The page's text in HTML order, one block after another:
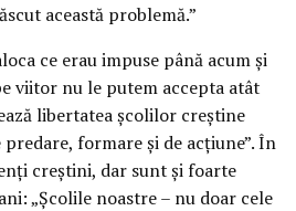
această problemă.”
ce erau impuse până acum și
viitor nu le putem accepta atât
libertatea școlilor creștine
formare și de acțiune”. În
creștini, dar sunt și foarte
„Școlile noastre – nu doar cele